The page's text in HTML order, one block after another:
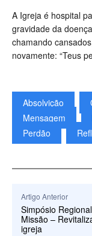
A Igreja é hospital
gravidade da
chamando
novamente: “Teus
Absolvição
Mensagem
Perdão
Artigo Anterior
Simpósio
Missão –
igreja